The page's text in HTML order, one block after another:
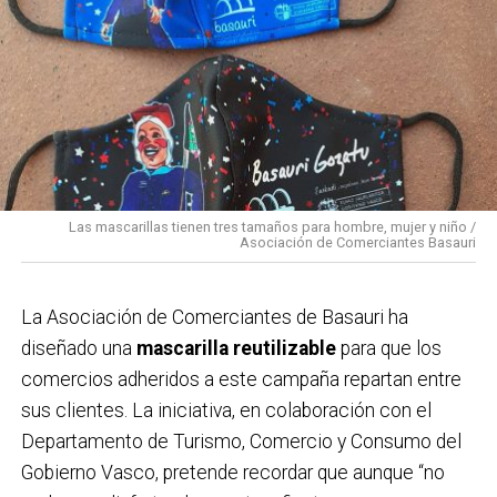
10:00 Pasacalles amenizado por dulzaineros.
12:00 Pasacalles con Danbolin Txistulari Elkartea.
12:00 Txanpi solidario en la carpa de Solobarria a favor
de Paula Rodríguez.
14:00 Karparamartxo en la carpa de Solobarria para las
cuadrillas.
15:00 Concurso de cabezones en la carpa de
Solobarria.
16:30 Concurso de cuajadas en la carpa de Solobarria.
Solobarria para las cuadrillas.
17:30 XV Campeonato intercuadrillas de lanzamiento
de Abarka en la carpa.
18:00 Espectáculo infantil a cargo de Partyman
Skywalker en la plaza San Isidro .
18:30 VII Campeonato de pelota rápida en los
Las mascarillas tienen tres tamaños para hombre, mujer y niño /
Asociación de Comerciantes Basauri
La Asociación de Comerciantes de Basauri ha
diseñado una mascarilla reutilizablepara que los
comercios adheridos a este campaña repartan entre
sus clientes. La iniciativa, en colaboración con el
Departamento de Turismo, Comercio y Consumo del
Gobierno Vasco, pretende recordar que aunque “no